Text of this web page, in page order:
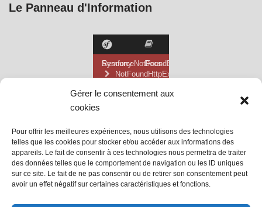
Gérer le consentement aux
cookies
Pour offrir les meilleures expériences, nous utilisons des technologies
telles que les cookies pour stocker et/ou accéder aux informations des
appareils. Le fait de consentir à ces technologies nous permettra de traiter
des données telles que le comportement de navigation ou les ID uniques
sur ce site. Le fait de ne pas consentir ou de retirer son consentement peut
avoir un effet négatif sur certaines caractéristiques et fonctions.
Le Panneau d'Information